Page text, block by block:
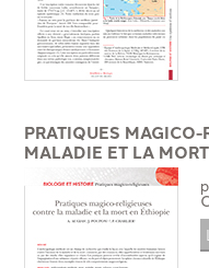
PRATIQUES
MALADIE ET LA